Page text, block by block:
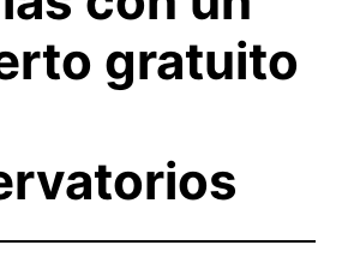
gratuito